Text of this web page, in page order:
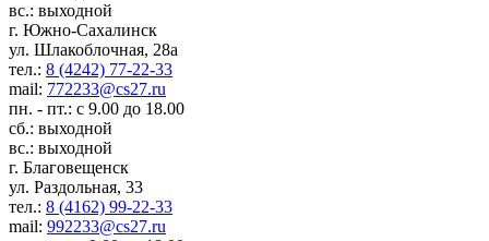
вс.: выходной
г. Южно-Сахалинск
ул. Шлакоблочная, 28а
тел.: 8 (4242) 77-22-33
mail: 772233@cs27.ru
пн. - пт.: с 9.00 до 18.00
сб.: выходной
вс.: выходной
г. Благовещенск
ул. Раздольная, 33
тел.: 8 (4162) 99-22-33
mail: 992233@cs27.ru